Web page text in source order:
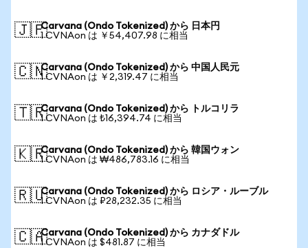
🇯🇵Carvana (Ondo Tokenized) から 日本円
1 CVNAon は ￥54,407.98 に相当
🇨🇳Carvana (Ondo Tokenized) から 中国人民元
1 CVNAon は ￥2,319.47 に相当
🇹🇷Carvana (Ondo Tokenized) から トルコリラ
1 CVNAon は ₺16,394.74 に相当
🇰🇷Carvana (Ondo Tokenized) から 韓国ウォン
1 CVNAon は ₩486,783.16 に相当
🇷🇺Carvana (Ondo Tokenized) から ロシア・ルーブル
1 CVNAon は ₽28,232.35 に相当
🇨🇦Carvana (Ondo Tokenized) から カナダドル
1 CVNAon は $481.87 に相当